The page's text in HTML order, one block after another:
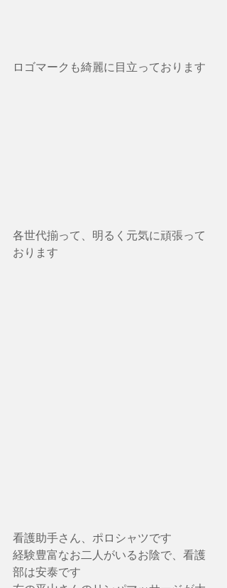
ロゴマークも綺麗に目立っております
各世代揃って、明るく元気に頑張って
おります
看護助手さん、ポロシャツです
経験豊富なお二人がいるお陰で、看護
部は安泰です